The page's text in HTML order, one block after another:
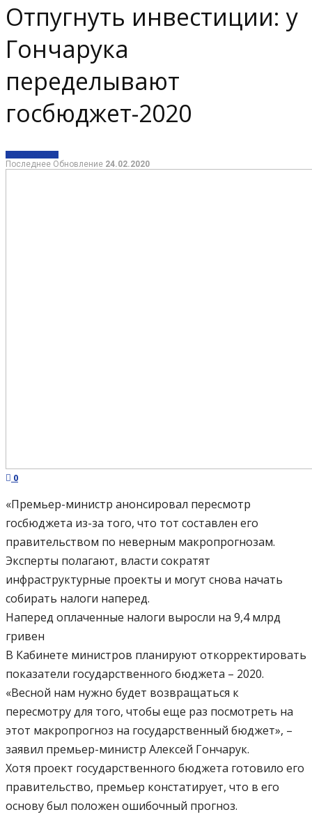
Отпугнуть инвестиции: у
Гончарука
переделывают
госбюджет-2020
Последнее Обновление 24.02.2020
0
«Премьер-министр анонсировал пересмотр
госбюджета из-за того, что тот составлен его
правительством по неверным макропрогнозам.
Эксперты полагают, власти сократят
инфраструктурные проекты и могут снова начать
собирать налоги наперед.
Наперед оплаченные налоги выросли на 9,4 млрд
гривен
В Кабинете министров планируют откорректировать
показатели государственного бюджета – 2020.
«Весной нам нужно будет возвращаться к
пересмотру для того, чтобы еще раз посмотреть на
этот макропрогноз на государственный бюджет», –
заявил премьер-министр Алексей Гончарук.
Хотя проект государственного бюджета готовило его
правительство, премьер констатирует, что в его
основу был положен ошибочный прогноз.